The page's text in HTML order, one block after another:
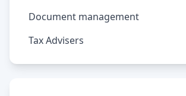
Document management
Tax Advisers